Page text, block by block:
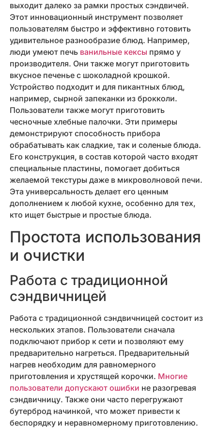
выходит далеко за рамки простых сэндвичей.
Этот инновационный инструмент позволяет
пользователям быстро и эффективно готовить
удивительное разнообразие блюд. Например,
люди умеют печь ванильные кексы прямо у
производителя. Они также могут приготовить
вкусное печенье с шоколадной крошкой.
Устройство подходит и для пикантных блюд,
например, сырной запеканки из брокколи.
Пользователи также могут приготовить
чесночные хлебные палочки. Эти примеры
демонстрируют способность прибора
обрабатывать как сладкие, так и соленые блюда.
Его конструкция, в состав которой часто входят
специальные пластины, помогает добиться
желаемой текстуры даже в микроволновой печи.
Эта универсальность делает его ценным
дополнением к любой кухне, особенно для тех,
кто ищет быстрые и простые блюда.
Простота использования
и очистки
Работа с традиционной
сэндвичницей
Работа с традиционной сэндвичницей состоит из
нескольких этапов. Пользователи сначала
подключают прибор к сети и позволяют ему
предварительно нагреться. Предварительный
нагрев необходим для равномерного
приготовления и хрустящей корочки. Многие
пользователи допускают ошибки не разогревая
сэндвичницу. Также они часто перегружают
бутерброд начинкой, что может привести к
беспорядку и неравномерному приготовлению.